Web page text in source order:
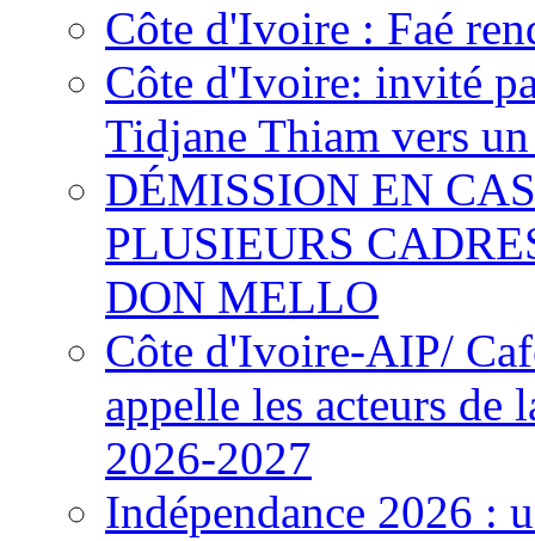
Côte d'Ivoire : Faé
Côte d'Ivoire: invité
Tidjane Thiam vers
DÉMISSION EN
PLUSIEURS
DON MELLO
Côte d'Ivoire-AIP/
appelle les acteurs de
2026-2027
Indépendance 2026 :